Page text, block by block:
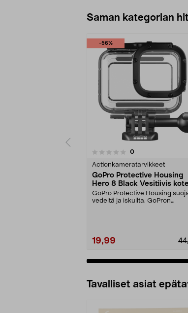
Saman kategorian
-56%
0arvostelut
Actionkameratarvikkeet
GoPro Protective Housing
Hero 8 Black Vesitiivis
GoPro Protective Housing
vedeltä ja iskuilta. GoPron
19,99
4.5 viidestä
Tavalliset asiat